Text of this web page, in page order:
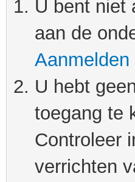
U bent niet
aan de
Aanmelden
U hebt
toegang te
Controleer
verrichten